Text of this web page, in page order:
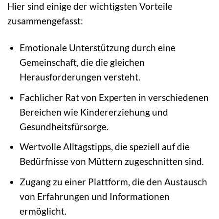
Hier sind einige der wichtigsten Vorteile
zusammengefasst:
Emotionale Unterstützung durch eine
Gemeinschaft, die die gleichen
Herausforderungen versteht.
Fachlicher Rat von Experten in verschiedenen
Bereichen wie Kindererziehung und
Gesundheitsfürsorge.
Wertvolle Alltagstipps, die speziell auf die
Bedürfnisse von Müttern zugeschnitten sind.
Zugang zu einer Plattform, die den Austausch
von Erfahrungen und Informationen
ermöglicht.